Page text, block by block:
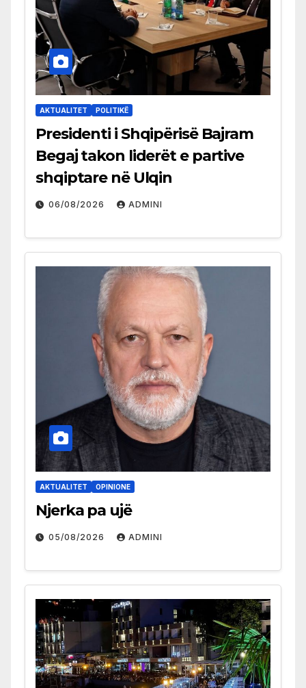
AKTUALITET POLITIKË
Presidenti i Shqipërisë Bajram
Begaj takon liderët e partive
shqiptare në Ulqin
06/08/2026 ADMINI
AKTUALITET OPINIONE
Njerka pa ujë
05/08/2026 ADMINI